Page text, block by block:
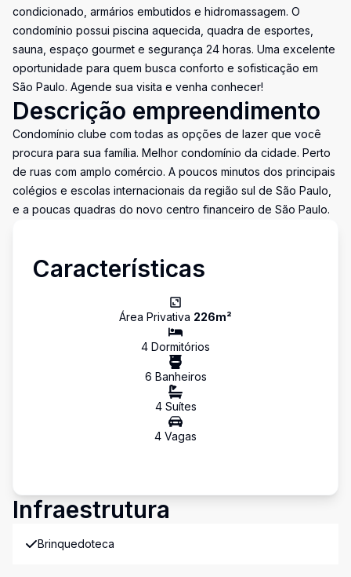
condicionado, armários embutidos e hidromassagem. O
condomínio possui piscina aquecida, quadra de esportes,
sauna, espaço gourmet e segurança 24 horas. Uma excelente
oportunidade para quem busca conforto e sofisticação em
São Paulo. Agende sua visita e venha conhecer!
Descrição empreendimento
Condomínio clube com todas as opções de lazer que você
procura para sua família. Melhor condomínio da cidade. Perto
de ruas com amplo comércio. A poucos minutos dos principais
colégios e escolas internacionais da região sul de São Paulo,
e a poucas quadras do novo centro financeiro de São Paulo.
Características
Área Privativa 226m²
4 Dormitórios
6 Banheiros
4Suítes
4 Vagas
Infraestrutura
Brinquedoteca